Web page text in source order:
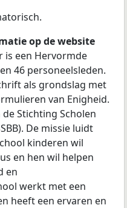
op de website
is een Hervormde
46 personeelsleden.
als grondslag met
van Enigheid.
Stichting Scholen
De missie luidt
kinderen wil
en hen wil helpen
en
werkt met een
heeft een ervaren en